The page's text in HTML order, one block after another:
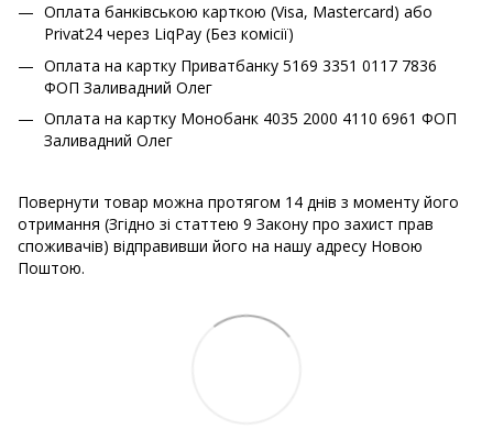
Оплата банківською карткою (Visa, Mastercard) або
Privat24 через LiqPay (Без комісії)
Оплата на картку Приватбанку 5169 3351 0117 7836
ФОП Заливадний Олег
Оплата на картку Монобанк 4035 2000 4110 6961 ФОП
Заливадний Олег
Повернути товар можна протягом 14 днів з моменту його
отримання (Згідно зі статтею 9 Закону про захист прав
споживачів) відправивши його на нашу адресу Новою
Поштою.